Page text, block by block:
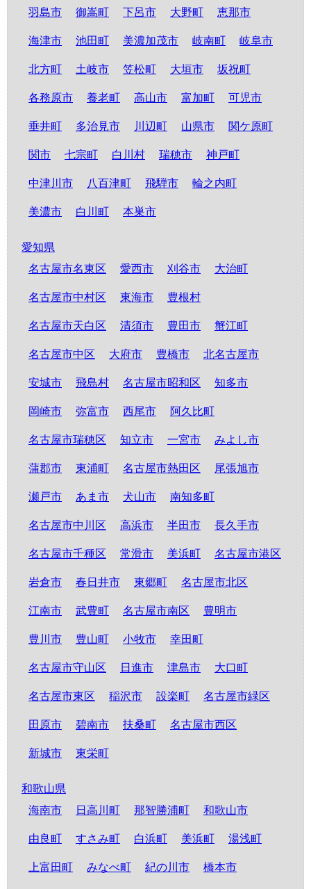
羽島市 御嵩町 下呂市 大野町 恵那市
海津市 池田町 美濃加茂市 岐南町 岐阜市
北方町 土岐市 笠松町 大垣市 坂祝町
各務原市 養老町 高山市 富加町 可児市
垂井町 多治見市 川辺町 山県市 関ケ原町
関市 七宗町 白川村 瑞穂市 神戸町
中津川市 八百津町 飛騨市 輪之内町
美濃市 白川町 本巣市
愛知県
名古屋市名東区
愛西市 刈谷市 大治町
名古屋市中村区 東海市 豊根村
名古屋市天白区 清須市 豊田市 蟹江町
名古屋市中区 大府市 豊橋市 北名古屋市
安城市 飛島村 名古屋市昭和区 知多市
岡崎市 弥富市 西尾市 阿久比町
名古屋市瑞穂区 知立市 一宮市 みよし市
蒲郡市 東浦町 名古屋市熱田区 尾張旭市
瀬戸市 あま市 犬山市 南知多町
名古屋市中川区 高浜市 半田市 長久手市
名古屋市千種区 常滑市 美浜町 名古屋市港区
岩倉市 春日井市 東郷町 名古屋市北区
江南市 武豊町 名古屋市南区 豊明市
豊川市 豊山町 小牧市 幸田町
名古屋市守山区 日進市 津島市 大口町
名古屋市東区 稲沢市 設楽町 名古屋市緑区
田原市 碧南市 扶桑町 名古屋市西区
新城市 東栄町
和歌山県
海南市
日高川町 那智勝浦町 和歌山市
由良町 すさみ町 白浜町 美浜町 湯浅町
上富田町 みなべ町 紀の川市 橋本市